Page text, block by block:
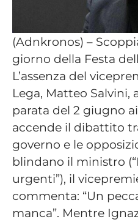
(Adnkronos) –
giorno della Festa
L’assenza del
Lega, Matteo Salvini,
parata del 2 giugno
accende il dibattito
governo e le
blindano il ministro
urgenti”), il
commenta: “Un
manca”. Mentre